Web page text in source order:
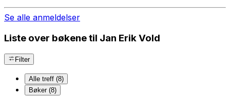
Se alle anmeldelser
Liste over bøkene til Jan Erik Vold
Filter
Alle treff (8)
Bøker (8)